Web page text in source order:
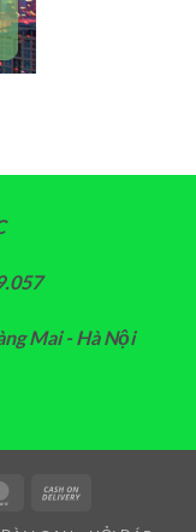
Mai - Hà Nội
MasterCard